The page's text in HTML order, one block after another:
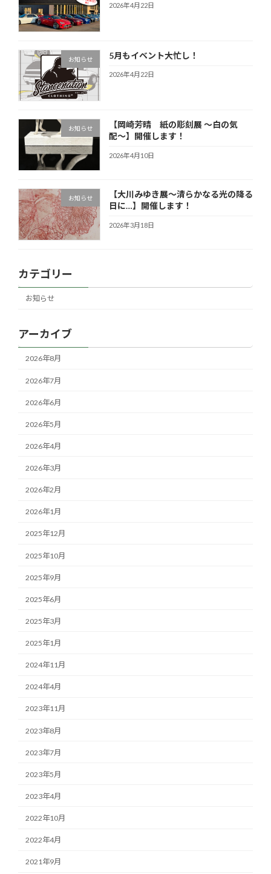
2026年4月22日
お知らせ 5月もイベント大忙し！
2026年4月22日
お知らせ
【岡崎芳晴 紙の彫刻展 〜白の気
配〜】開催します！
2026年4月10日
お知らせ
【大川みゆき展～清らかなる光の降る
日に…】開催します！
2026年3月18日
カテゴリー
お知らせ
アーカイブ
2026年8月
2026年7月
2026年6月
2026年5月
2026年4月
2026年3月
2026年2月
2026年1月
2025年12月
2025年10月
2025年9月
2025年6月
2025年3月
2025年1月
2024年11月
2024年4月
2023年11月
2023年8月
2023年7月
2023年5月
2023年4月
2022年10月
2022年4月
2021年9月